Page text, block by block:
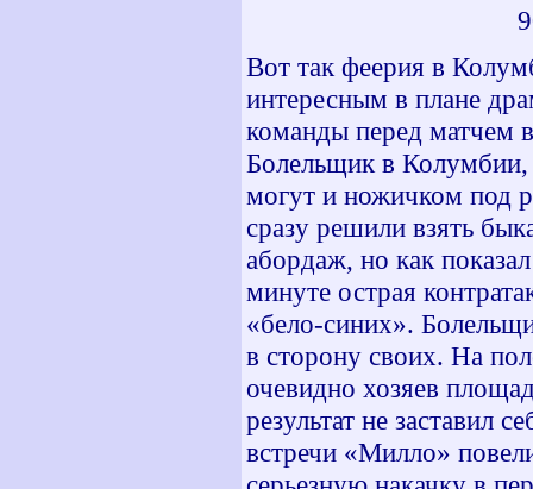
90+4
Вот так феерия в
интересным в плане
команды перед матчем
Болельщик в Колумбии,
могут и ножичком под
сразу решили взять
абордаж, но как
минуте острая
«бело-синих».
в сторону своих. На
очевидно хозяев
результат не заставил
встречи «Милло»